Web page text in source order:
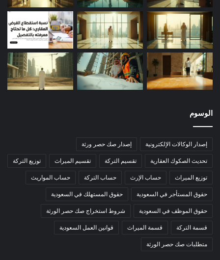
الوسوم
إصدار الوكالات الإلكترونية إصدار صك حصر ورثة
تحديث الصكوك العقارية تقسيم التركة تقسيم الميراث توزيع التركة
توزيع الميراث حساب الإرث حساب التركة حساب المواريث
حقوق المستأجر في السعودية حقوق المستهلك في السعودية
حقوق الموظف في السعودية شروط استخراج صك حصر الورثة
قسمة التركة قسمة الميراث قوانين العمل السعودية
متطلبات صك حصر الورثة